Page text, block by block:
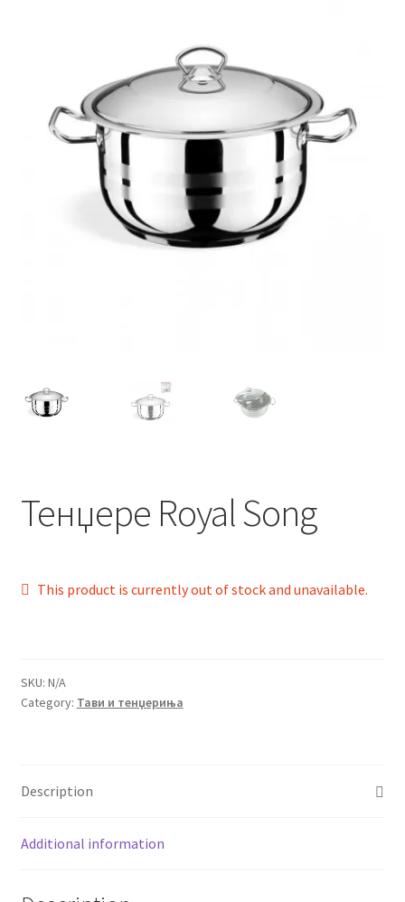
Рекламации и замена на производ
Сите производи
Услови за користење
Тенџере Royal Song
This product is currently out of stock and unavailable.
SKU: N/A
Category: Тави и тенџериња
Description
Additional information